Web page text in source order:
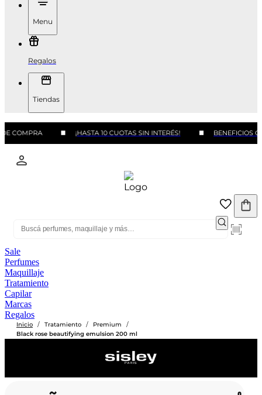
Menu
Regalos
Tiendas
COMPRA ¡HASTA 10 CUOTAS SIN INTERÉS! BENEFICIOS
Sale
Perfumes
Maquillaje
Tratamiento
Capilar
Marcas
Regalos
Inicio / Tratamiento / Premium /
Black rose beautifying emulsion 200 ml